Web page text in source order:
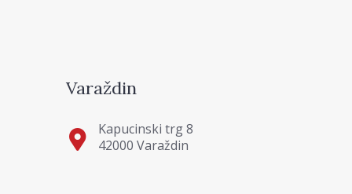
Varaždin
Kapucinski trg 8
42000 Varaždin